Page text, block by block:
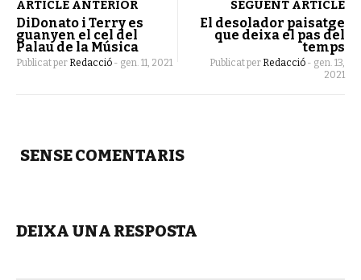
ARTICLE ANTERIOR
DiDonato i Terry es
guanyen el cel del
Palau de la Música
Publicat per Redacció - gen. 11, 2021
SEGÜENT ARTICLE
El desolador paisatge
que deixa el pas del
temps
Publicat per Redacció - gen. 13,
2021
SENSE COMENTARIS
DEIXA UNA RESPOSTA